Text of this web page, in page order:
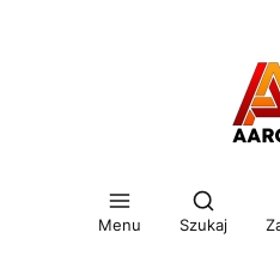
Menu
Otwórz
Szukaj